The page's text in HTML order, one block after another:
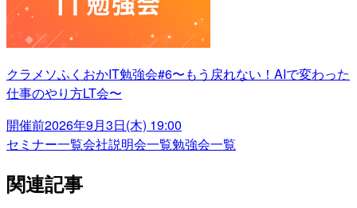
クラメソふくおかIT勉強会#6〜もう戻れない！AIで変わった
仕事のやり方LT会〜
開催前2026年9月3日(木) 19:00
セミナー一覧会社説明会一覧勉強会一覧
関連記事